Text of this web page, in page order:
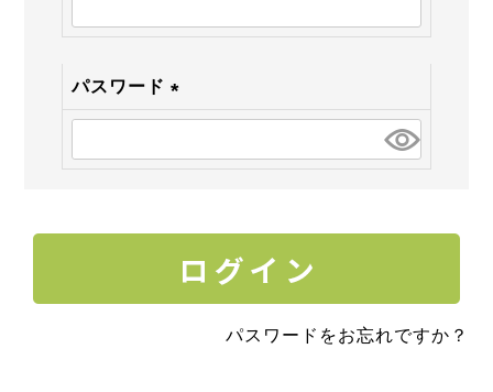
須)
パスワード
(必
パスワードをお忘れですか？